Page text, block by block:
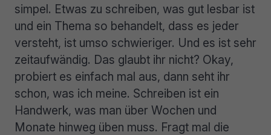
simpel. Etwas zu schreiben, was gut lesbar ist
und ein Thema so behandelt, dass es jeder
versteht, ist umso schwieriger. Und es ist sehr
zeitaufwändig. Das glaubt ihr nicht? Okay,
probiert es einfach mal aus, dann seht ihr
schon, was ich meine. Schreiben ist ein
Handwerk, was man über Wochen und
Monate hinweg üben muss. Fragt mal die